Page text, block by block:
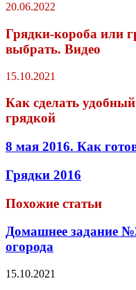
20.06.2022
Грядки-короба или
выбрать. Видео
15.10.2021
Как сделать
грядкой
8 мая 2016. Как
Грядки 2016
Похожие статьи
Домашнее задание
огорода
15.10.2021